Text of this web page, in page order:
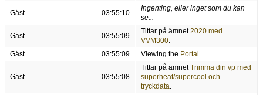
Gäst 03:55:10
Ingenting, eller inget som du kan
se...
Gäst 03:55:09
Tittar på ämnet2020 med
VVM300.
Gäst
03:55:09 Viewing the Portal .
Gäst 03:55:08
Tittar på ämnetTrimma din vp med
superheat/supercool och
tryckdata.